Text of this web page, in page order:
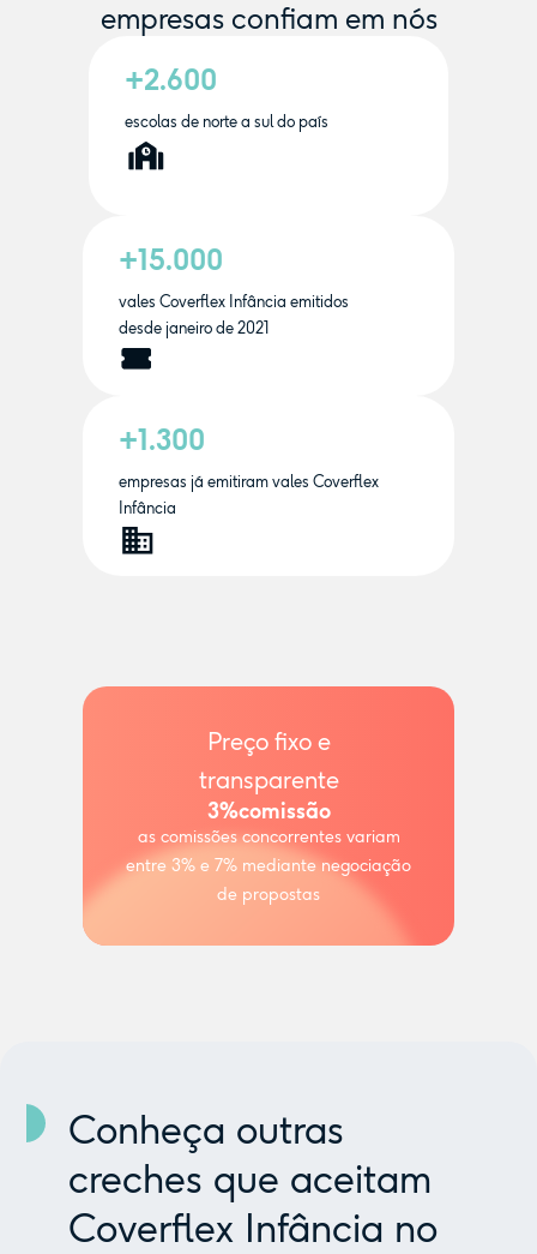
empresas confiam em nós
+2.600
escolas de norte a sul do país
+15.000
vales Coverflex Infância emitidos
desde janeiro de 2021
+1.300
empresas já emitiram vales Coverflex
Infância
Preço fixo e
transparente
3%comissão
as comissões concorrentes variam
entre 3% e 7% mediante negociação
de propostas
Conheça outras
creches que aceitam
Coverflex Infância no